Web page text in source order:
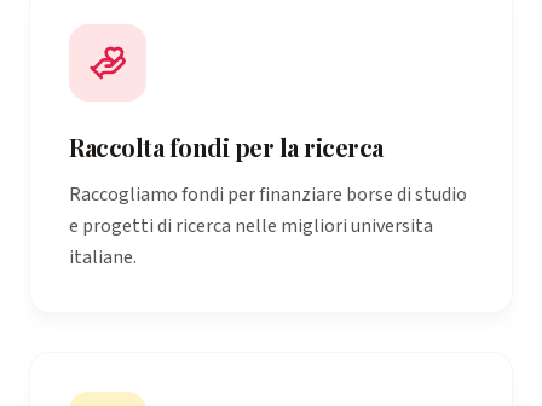
Raccolta fondi per la ricerca
Raccogliamo fondi per finanziare borse di studio
e progetti di ricerca nelle migliori universita
italiane.